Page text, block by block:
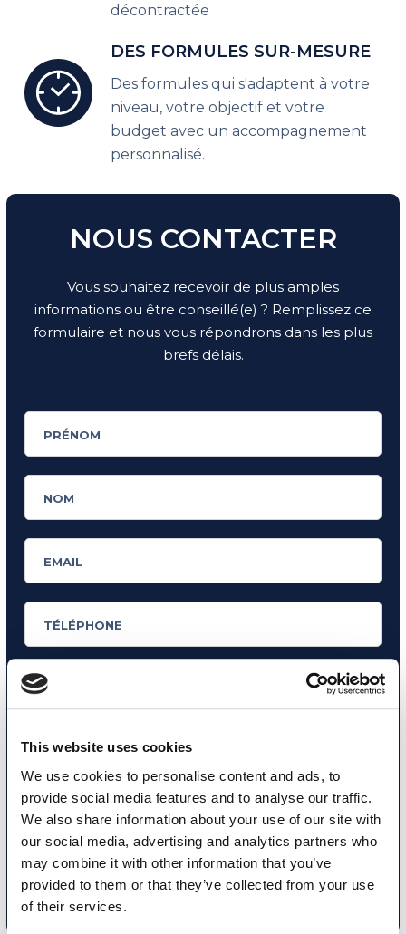
This website uses cookies
We use cookies to personalise content and ads, to
provide social media features and to analyse our traffic.
We also share information about your use of our site with
our social media, advertising and analytics partners who
may combine it with other information that you’ve
provided to them or that they’ve collected from your use
of their services.
décontractée
DES FORMULES SUR-MESURE
Des formules qui s'adaptent à votre
niveau, votre objectif et votre
budget avec un accompagnement
personnalisé.
NOUS CONTACTER
Vous souhaitez recevoir de plus amples
informations ou être conseillé(e) ? Remplissez ce
formulaire et nous vous répondrons dans les plus
brefs délais.
Ayant plus de 16 ans, je déclare avoir été informé et je consens au
politique de confidentialité.
J’accepte de recevoir des communications commerciales et
promotionnelles relatives aux produits et services de la marque MyES
ENVOYER